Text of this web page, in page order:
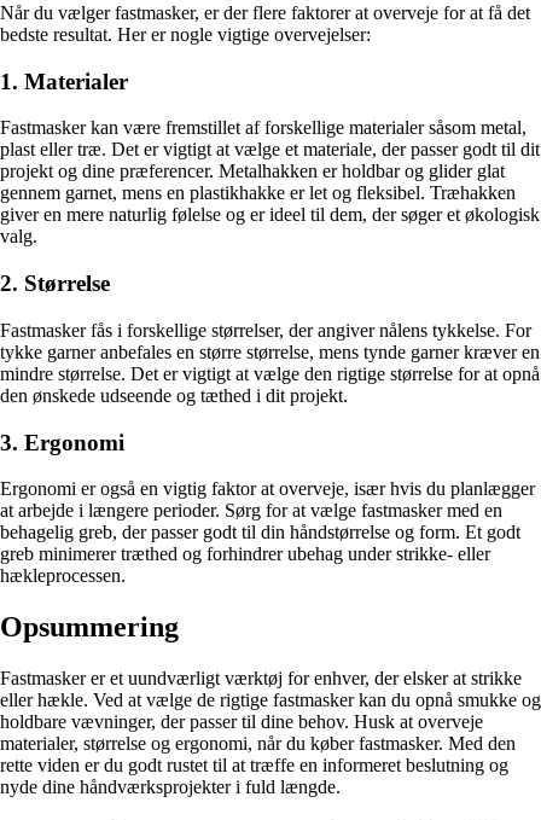
Når du vælger fastmasker, er der flere faktorer at overveje for at få det
bedste resultat. Her er nogle vigtige overvejelser:
1. Materialer
Fastmasker kan være fremstillet af forskellige materialer såsom metal,
plast eller træ. Det er vigtigt at vælge et materiale, der passer godt til dit
projekt og dine præferencer. Metalhakken er holdbar og glider glat
gennem garnet, mens en plastikhakke er let og fleksibel. Træhakken
giver en mere naturlig følelse og er ideel til dem, der søger et økologisk
valg.
2. Størrelse
Fastmasker fås i forskellige størrelser, der angiver nålens tykkelse. For
tykke garner anbefales en større størrelse, mens tynde garner kræver en
mindre størrelse. Det er vigtigt at vælge den rigtige størrelse for at opnå
den ønskede udseende og tæthed i dit projekt.
3. Ergonomi
Ergonomi er også en vigtig faktor at overveje, især hvis du planlægger
at arbejde i længere perioder. Sørg for at vælge fastmasker med en
behagelig greb, der passer godt til din håndstørrelse og form. Et godt
greb minimerer træthed og forhindrer ubehag under strikke- eller
hækleprocessen.
Opsummering
Fastmasker er et uundværligt værktøj for enhver, der elsker at strikke
eller hækle. Ved at vælge de rigtige fastmasker kan du opnå smukke og
holdbare vævninger, der passer til dine behov. Husk at overveje
materialer, størrelse og ergonomi, når du køber fastmasker. Med den
rette viden er du godt rustet til at træffe en informeret beslutning og
nyde dine håndværksprojekter i fuld længde.